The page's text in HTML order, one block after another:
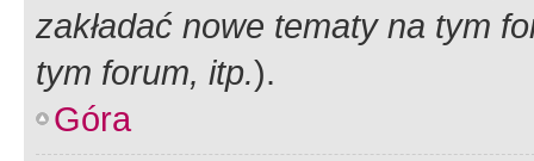
zakładać nowe tematy na tym
tym forum, itp.).
Góra